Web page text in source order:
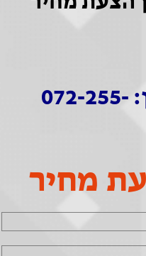
או התקשרו לטלפון: 072-255-
מחיר